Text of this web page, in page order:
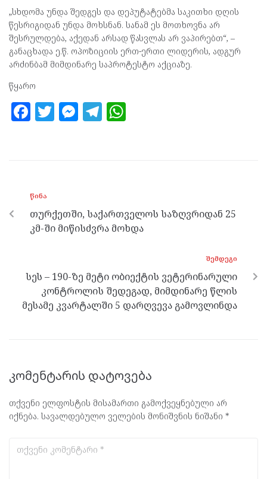
„სხდომა უნდა შედგეს და დეპუტატებმა საკითხი დღის
წესრიგიდან უნდა მოხსნან. სანამ ეს მოთხოვნა არ
შესრულდება, აქედან არსად წასვლას არ ვაპირებთ“, –
განაცხადა ე.წ. ოპოზიციის ერთ-ერთი ლიდერის, ადგურ
არძინბამ მიმდინარე საპროტესტო აქციაზე.
წყარო
F
o
o
k
T M
er
T
m p
p
ᲬᲘᲜᲐ
თურქეთში, საქართველოს საზღვრიდან 25
კმ-ში მიწისძვრა მოხდა
ᲨᲔᲛᲓᲔᲒᲘ
სეს – 190-ზე მეტი ობიექტის ვეტერინარული
კონტროლის შედეგად, მიმდინარე წლის
მესამე კვარტალში 5 დარღვევა გამოვლინდა
კომენტარის დატოვება
თქვენი ელფოსტის მისამართი გამოქვეყნებული არ
იქნება. სავალდებულო ველების მონიშვნის ნიშანი *